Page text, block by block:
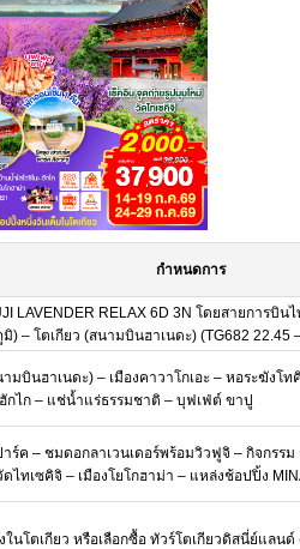
กำหนดการ
LAVENDER RELAX 6D 3N โดยสายการบิน
) – โตเกียว (สนามบินฮาเนดะ) (TG682 22.45
ามบินฮาเนดะ) – เมืองคาวาโกเอะ – หอระฆังโ
กไก – แช่น้ำแร่ธรรมชาติ – บุฟเฟ่ต์ ขาปู
ร์ค – ชมดอกลาเวนเดอร์พร้อมวิวฟูจิ – กิจกรร
ไทเซคิจิ – เมืองโยโกฮาม่า – แหล่งช้อปปิ้ง
ในโตเกียว หรือเลือกซื้อ ทัวร์โตเกียวดิสนี่ย์แลน